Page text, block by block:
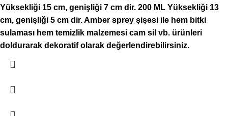
Yüksekliği 15 cm, genişliği 7 cm dir. 200 ML Yüksekliği 13
cm, genişliği 5 cm dir. Amber sprey şişesi ile hem bitki
sulaması hem temizlik malzemesi cam sil vb. ürünleri
doldurarak dekoratif olarak değerlendirebilirsiniz.